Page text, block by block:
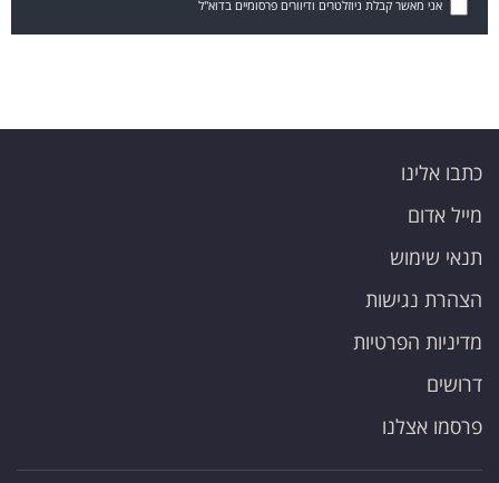
אני מאשר קבלת ניוזלטרים ודיוורים פרסומיים בדוא"ל
כתבו אלינו
מייל אדום
תנאי שימוש
הצהרת נגישות
מדיניות הפרטיות
דרושים
פרסמו אצלנו